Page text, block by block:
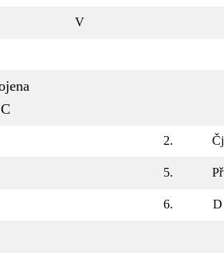
V
2. Čj
5. Př
6. D